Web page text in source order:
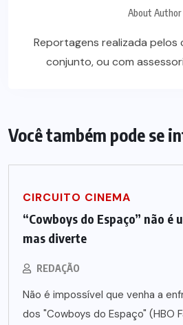
About Author
Reportagens realizada pelos
conjunto, ou com
Você também pode se
CIRCUITO CINEMA
“Cowboys do Espaço” não é
mas diverte
REDAÇÃO
Não é impossível que venha a
dos "Cowboys do Espaço" (HBO